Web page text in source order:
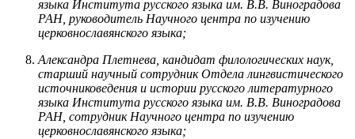
языка Института русского языка им. В.В. Виноградова
РАН, руководитель Научного центра по изучению
церковнославянского языка;
Александра Плетнева, кандидат филологических наук,
старший научный сотрудник Отдела лингвистического
источниковедения и истории русского литературного
языка Института русского языка им. В.В. Виноградова
РАН, сотрудник Научного центра по изучению
церковнославянского языка;